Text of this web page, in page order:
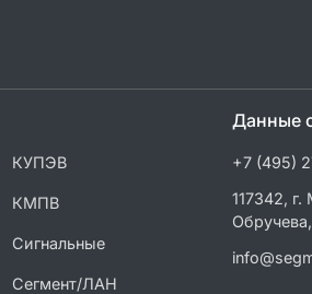
КУПЭВ
КМПВ
Сигнальные
Сегмент/ЛАН
Данные
+7 (495)
117342, г.